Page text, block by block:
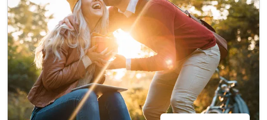
inkl. freie Fahrt mit dem Müritz rundum-Bus**
1 x Abschiedsgeschenk